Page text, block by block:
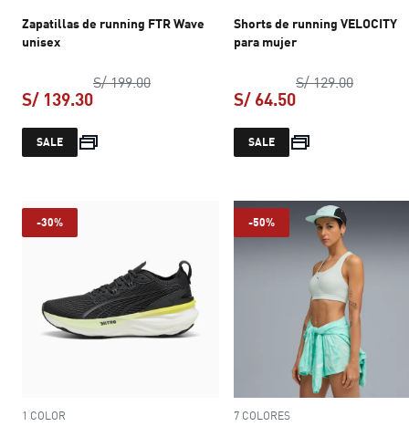
Zapatillas de running FTR Wave
unisex
S/ 199.00precio original S/ 199.00
S/ 139.30
precio actual S/ 139.30
SALE
Shorts de running VELOCITY
para mujer
S/ 129.00precio
S/ 64.50
precio actual S/
SALE
-30%
1 COLOR
-50%
7 COLORES